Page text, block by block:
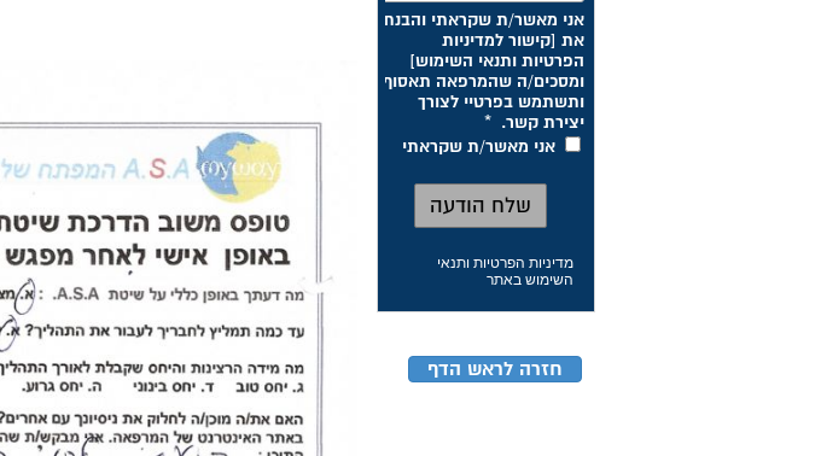
מדיניות הפרטיות ותנאי
השימוש באתר
חזרה לראש הדף